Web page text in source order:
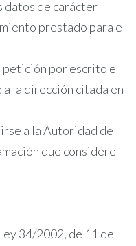
datos de carácter
prestado para el
petición por escrito e
la dirección citada en
a la Autoridad de
que considere
34/2002, de 11 de